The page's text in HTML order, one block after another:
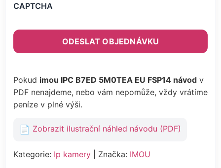
CAPTCHA
Pokud imou IPC B7ED 5M0TEA EU FSP14 návod v
PDF nenajdeme, nebo vám nepomůže, vždy vrátíme
peníze v plné výši.
Zobrazit ilustrační náhled návodu (PDF)
Kategorie: Ip kamery | Značka: IMOU